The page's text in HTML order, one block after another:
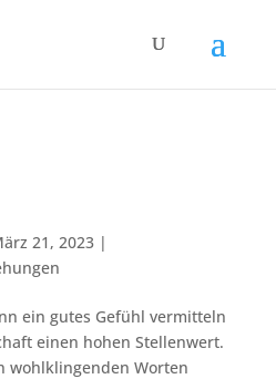
21, 2023|
ein gutes Gefühl vermitteln
einen hohen Stellenwert.
wohlklingenden Worten